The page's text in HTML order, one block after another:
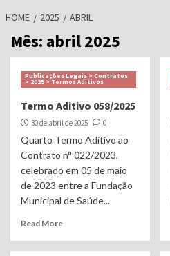
HOME 2025 ABRIL
Mês: abril 2025
Publicações Legais > Contratos
> 2025 > Termos Aditivos
Termo Aditivo 058/2025
30 de abril de 2025 0
Quarto Termo Aditivo ao
Contrato n° 022/2023,
celebrado em 05 de maio
de 2023 entre a Fundação
Municipal de Saúde...
Read More